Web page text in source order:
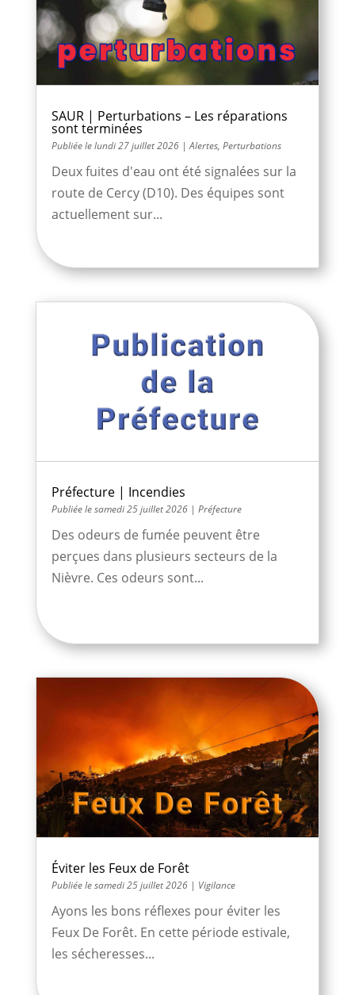
SAUR | Perturbations – Les réparations
sont terminées
lundi 27 juillet 2026|Alertes, Perturbations
Deux fuites d'eau ont été signalées sur la
route de Cercy (D10). Des équipes sont
actuellement sur...
Préfecture | Incendies
samedi 25 juillet 2026| Préfecture
Des odeurs de fumée peuvent être
perçues dans plusieurs secteurs de la
Nièvre. Ces odeurs sont...
Éviter les Feux de Forêt
samedi 25 juillet 2026| Vigilance
Ayons les bons réflexes pour éviter les
Feux De Forêt. En cette période estivale,
les sécheresses...